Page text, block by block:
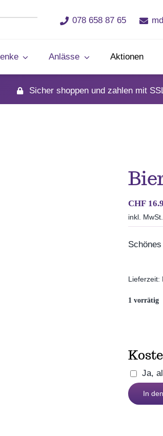
078 658 87 65
Anlässe Aktionen
Sicher shoppen und zahlen mit
CHF
inkl. MwSt.
Lieferzeit:
1 vorrätig
Ja,
In